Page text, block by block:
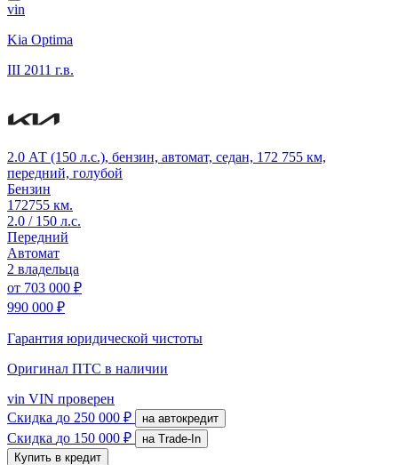
vin
Kia Optima
III 2011 г.в.
2.0 АТ (150 л.с.), бензин, автомат, седан, 172 755 км,
передний, голубой
Бензин
172755 км.
2.0 / 150 л.с.
Передний
Автомат
2 владельца
от 703 000 ₽
990 000 ₽
Гарантия юридической чистоты
Оригинал ПТС в наличии
vin VIN проверен
Скидка до 250 000 ₽ на автокредит
Скидка до 150 000 ₽
на Trade-In
Купить в кредит